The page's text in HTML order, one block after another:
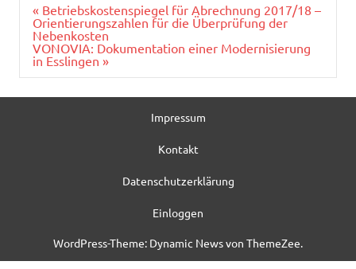
Beitragsnavigation
« Betriebskostenspiegel für Abrechnung 2017/18 –
Orientierungszahlen für die Überprüfung der
Nebenkosten
VONOVIA: Dokumentation einer Modernisierung
in Esslingen »
Impressum
Kontakt
Datenschutzerklärung
Einloggen
WordPress-Theme: Dynamic News von ThemeZee.